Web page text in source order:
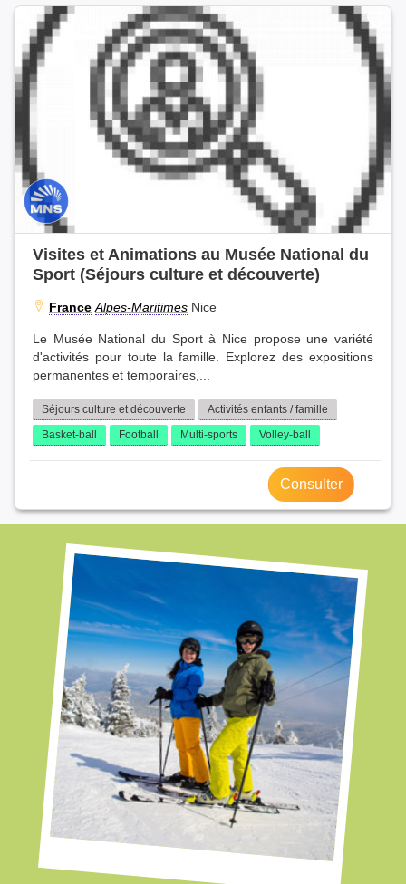
Visites et Animations au Musée National du
Sport (Séjours culture et découverte)
France Alpes-Maritimes Nice
Le Musée National du Sport à Nice propose une variété
d'activités pour toute la famille. Explorez des expositions
permanentes et temporaires,...
Séjours culture et découverte
Activités enfants / famille
Basket-ball
Football Multi-sports Volley-ball
Consulter